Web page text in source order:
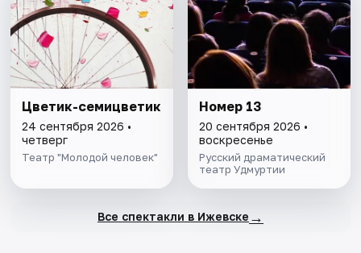
Цветик-семицветик
24 сентября 2026 •
четверг
Театр "Молодой человек"
Номер 13
20 сентября 2026 •
воскресенье
Русский драматический
театр Удмуртии
Все спектакли в Ижевске →